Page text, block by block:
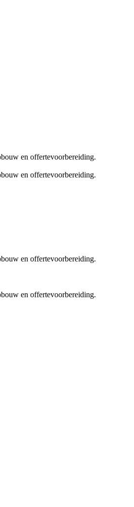
en offertevoorbereiding.
en offertevoorbereiding.
en offertevoorbereiding.
en offertevoorbereiding.